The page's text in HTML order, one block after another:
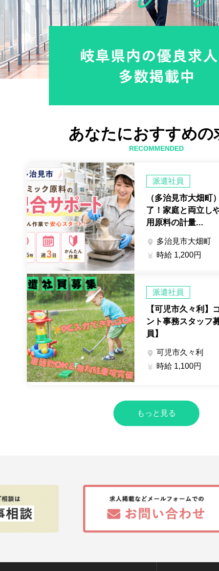
あなたにおすすめの
RECOMMENDED
派遣社員
（多治見市大畑町
了！家庭と両立し
用原料の計量...
 多治見市大畑町
 時給 1,200円
派遣社員
【可児市久々利】
ント事務スタッフ
員】
 可児市久々利
 時給 1,100円
もっと見る